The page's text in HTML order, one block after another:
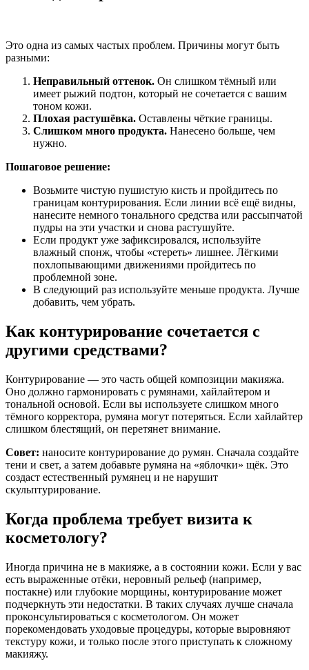
Это одна из самых частых проблем. Причины могут быть
разными:
Неправильный оттенок. Он слишком тёмный или
имеет рыжий подтон, который не сочетается с вашим
тоном кожи.
Плохая растушёвка. Оставлены чёткие границы.
Слишком много продукта. Нанесено больше, чем
нужно.
Пошаговое решение:
Возьмите чистую пушистую кисть и пройдитесь по
границам контурирования. Если линии всё ещё видны,
нанесите немного тонального средства или рассыпчатой
пудры на эти участки и снова растушуйте.
Если продукт уже зафиксировался, используйте
влажный спонж, чтобы «стереть» лишнее. Лёгкими
похлопывающими движениями пройдитесь по
проблемной зоне.
В следующий раз используйте меньше продукта. Лучше
добавить, чем убрать.
Как контурирование сочетается с
другими средствами?
Контурирование — это часть общей композиции макияжа.
Оно должно гармонировать с румянами, хайлайтером и
тональной основой. Если вы используете слишком много
тёмного корректора, румяна могут потеряться. Если хайлайтер
слишком блестящий, он перетянет внимание.
Совет: наносите контурирование до румян. Сначала создайте
тени и свет, а затем добавьте румяна на «яблочки» щёк. Это
создаст естественный румянец и не нарушит
скульптурирование.
Когда проблема требует визита к
косметологу?
Иногда причина не в макияже, а в состоянии кожи. Если у вас
есть выраженные отёки, неровный рельеф (например,
постакне) или глубокие морщины, контурирование может
подчеркнуть эти недостатки. В таких случаях лучше сначала
проконсультироваться с косметологом. Он может
порекомендовать уходовые процедуры, которые выровняют
текстуру кожи, и только после этого приступать к сложному
макияжу.